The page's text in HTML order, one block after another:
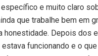
específico e muito claro
que trabalhe bem em
honestidade. Depois dos
estava funcionando e o